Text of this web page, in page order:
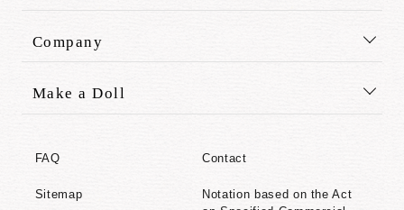
Company
Make a Doll
FAQ Contact
Sitemap
Notation based on the Act